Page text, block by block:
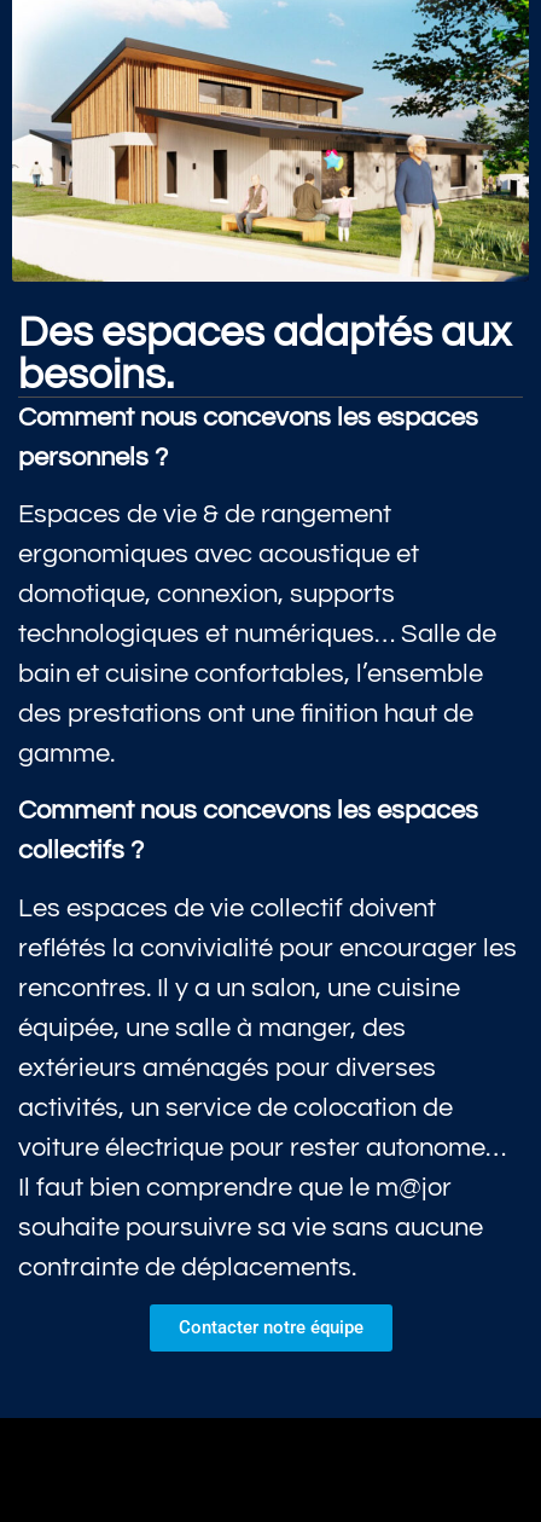
Des espaces adaptés aux
besoins.
Comment nous concevons les espaces
personnels ?
Espaces de vie & de rangement
ergonomiques avec acoustique et
domotique, connexion, supports
technologiques et numériques… Salle de
bain et cuisine confortables, l’ensemble
des prestations ont une finition haut de
gamme.
Comment nous concevons les espaces
collectifs ?
Les espaces de vie collectif doivent
reflétés la convivialité pour encourager les
rencontres. Il y a un salon, une cuisine
équipée, une salle à manger, des
extérieurs aménagés pour diverses
activités, un service de colocation de
voiture électrique pour rester autonome…
Il faut bien comprendre que le m@jor
souhaite poursuivre sa vie sans aucune
contrainte de déplacements.
Contacter notre équipe